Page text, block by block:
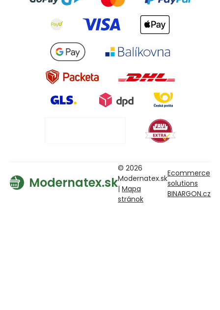
Modernatex.sk
© 2026
Modernatex.sk
| Mapa
stránok
Ecommerce
solutions
BINARGON.cz